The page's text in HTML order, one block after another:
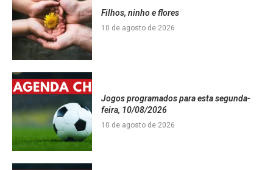
Filhos, ninho e flores
10 de agosto de 2026
Jogos programados para esta segunda-
feira, 10/08/2026
10 de agosto de 2026